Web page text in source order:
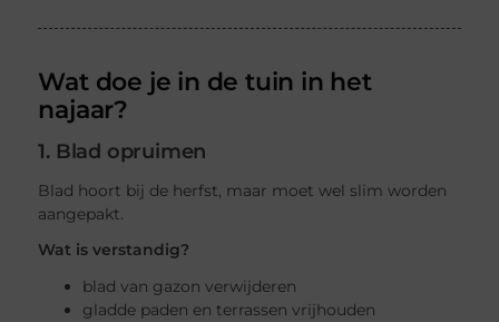
Wat doe je in de tuin in het
najaar?
1. Blad opruimen
Blad hoort bij de herfst, maar moet wel slim worden
aangepakt.
Wat is verstandig?
blad van gazon verwijderen
gladde paden en terrassen vrijhouden